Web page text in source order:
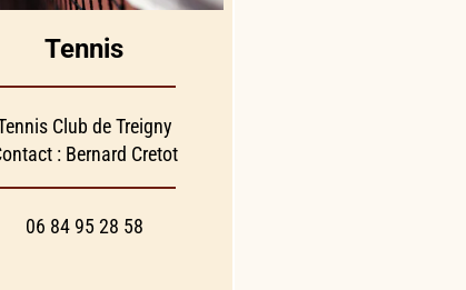
Tennis
Club de Treigny
: Bernard Cretot
06 84 95 28 58